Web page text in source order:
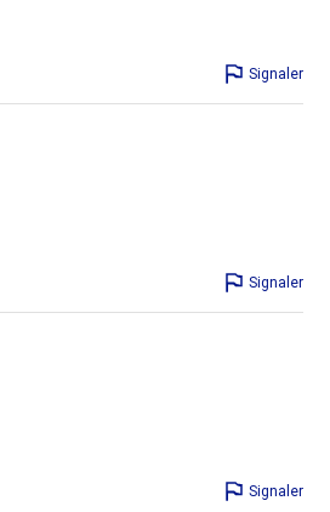
Signaler
Signaler
Signaler